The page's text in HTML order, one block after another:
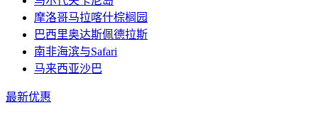
摩洛哥马拉喀什棕榈园
巴西里奥达斯佩德拉斯
南非海滨与Safari
马来西亚沙巴
最新优惠